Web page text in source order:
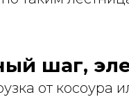
шаг,
от косоура